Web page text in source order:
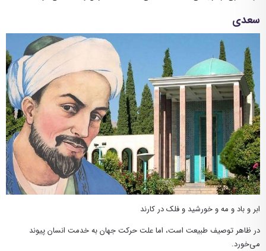
سعدی
ابر و باد و مه و خورشید و فلک در کارند
در ظاهر توصیف طبیعت است، اما علت حرکت جهان به خدمت انسان پیوند
می‌خورد.